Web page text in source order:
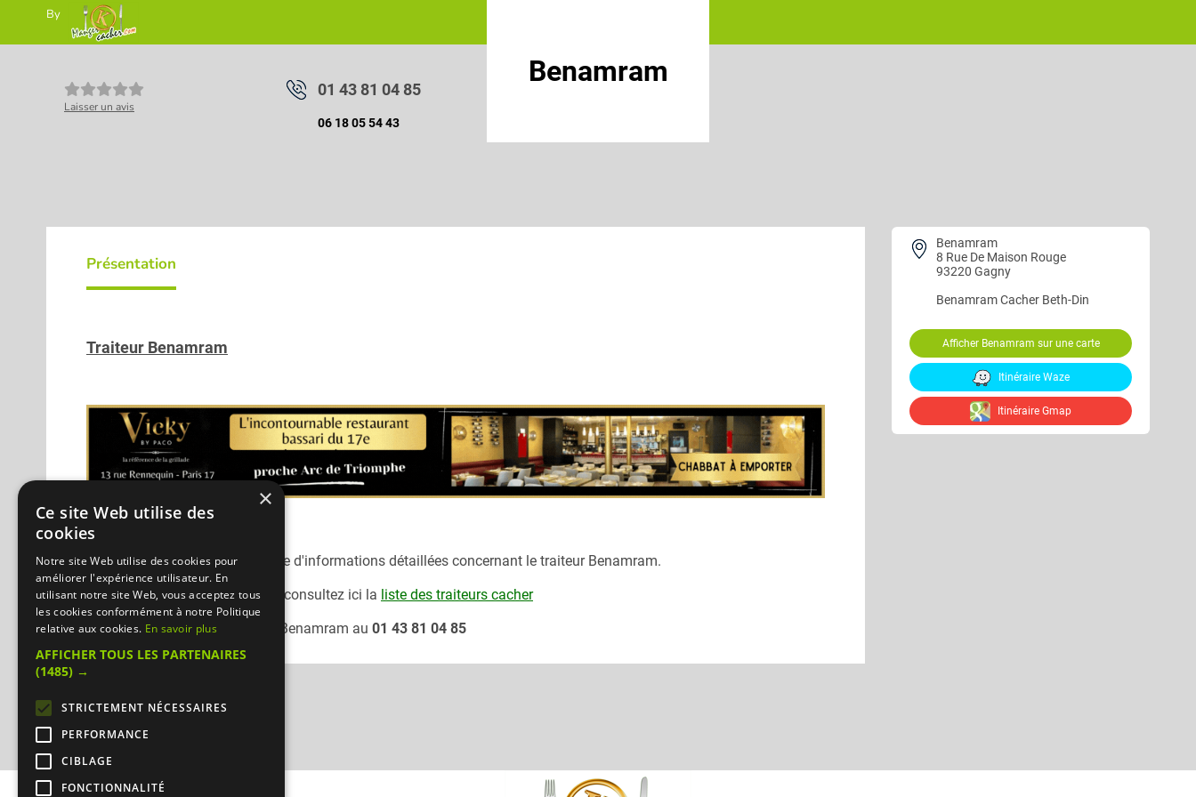
By
Benamram
01 43 81 04 85
06 18 05 54 43
Laisser un avis
Benamram
8 Rue De Maison Rouge
93220 Gagny
BenamramCacher Beth-Din
Afficher Benamram sur une carte
Itinéraire Waze
Itinéraire Gmap
Présentation
Traiteur Benamram
Désolé, nous n'avons pas encore d'informations détaillées concernant le traiteur Benamram.
Pour consulter un autre traiteur consultez ici la liste des traiteurs cacher
Vous pouvez joindre le traiteur
Benamram au 01 43 81 04 85
×
Ce site Web utilise des
cookies
Notre site Web utilise des cookies pour
améliorer l'expérience utilisateur. En
utilisant notre site Web, vous acceptez tous
les cookies conformément à notre Politique
relative aux cookies. En savoir plus
AFFICHER TOUS LES PARTENAIRES
(1485) →
STRICTEMENT NÉCESSAIRES
PERFORMANCE
CIBLAGE
FONCTIONNALITÉ